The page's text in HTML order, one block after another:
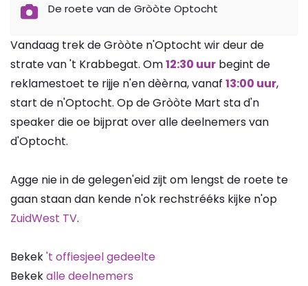
De roete van de Gròòte Optocht
Vandaag trek de Gròòte n'Optocht wir deur de
strate van 't Krabbegat. Om12:30 uur begint de
reklamestoet te rijje n'en dèèrna, vanaf 13:00 uur,
start de n'Optocht. Op de Gròòte Mart sta d'n
speaker die oe bijprat over alle deelnemers van
d'Optocht.
Agge nie in de gelegen'eid zijt om lengst de roete te
gaan staan dan kende n'ok rechstrééks kijke n'op
ZuidWest TV.
Bekek't offiesjeel gedeelte
Bekekalle deelnemers